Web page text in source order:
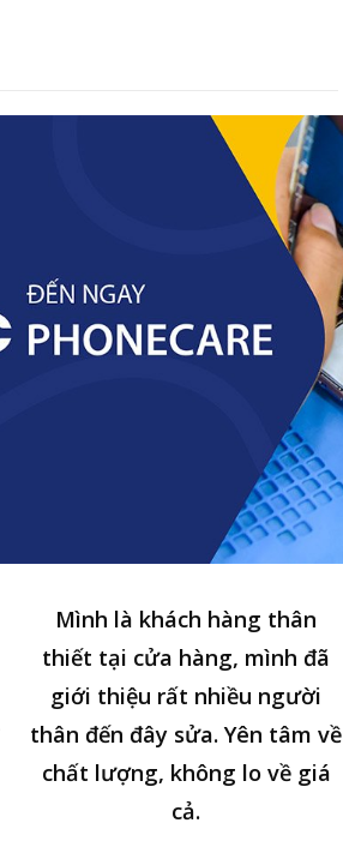
Mình là khách hàng thân
thiết tại cửa hàng, mình đã
giới thiệu rất nhiều người
thân đến đây sửa. Yên tâm về
chất lượng, không lo về giá
cả.